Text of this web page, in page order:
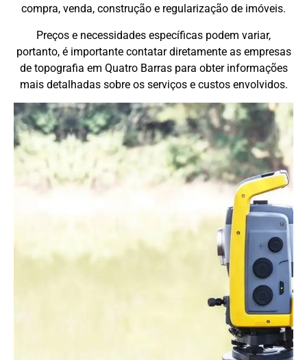
compra, venda, construção e regularização de imóveis.
Preços e necessidades específicas podem variar,
portanto, é importante contatar diretamente as empresas
de topografia em Quatro Barras para obter informações
mais detalhadas sobre os serviços e custos envolvidos.